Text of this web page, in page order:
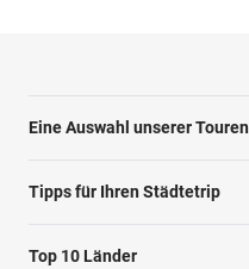
Eine Auswahl unserer Touren
Barcelona Highlights Tour
Berlin Highlights Tour
Tipps für Ihren Städtetrip
Strände bei Athen
Top 10 Länder